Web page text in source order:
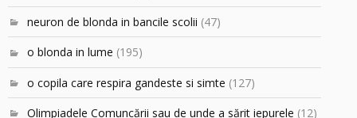
neuron de blonda in bancile scolii (47)
o blonda in lume (195)
o copila care respira gandeste si simte (127)
Olimpiadele Comuncării sau de unde a sărit iepurele (12)